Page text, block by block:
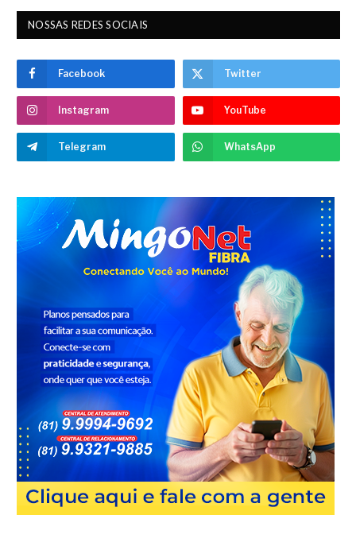
NOSSAS REDES SOCIAIS
Facebook Twitter
Instagram YouTube
Telegram WhatsApp